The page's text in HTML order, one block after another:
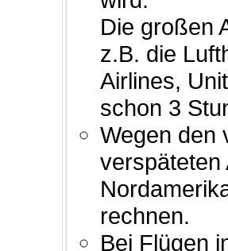
Die großen
z.B. die
Airlines,
schon 3
Wegen den
verspäteten
rechnen.
Bei Flügen